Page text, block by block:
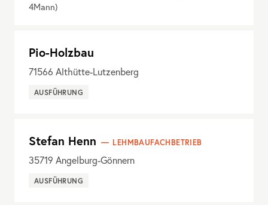
4Mann)
Pio-Holzbau
71566 Althütte-Lutzenberg
AUSFÜHRUNG
Stefan Henn LEHMBAUFACHBETRIEB
35719 Angelburg-Gönnern
AUSFÜHRUNG